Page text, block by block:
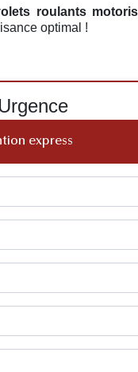
roulants
optimal !
express